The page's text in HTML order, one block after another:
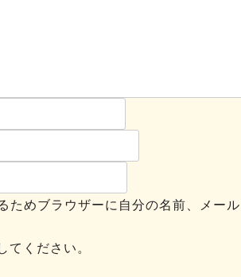
ためブラウザーに自分の名前、メー
ください。